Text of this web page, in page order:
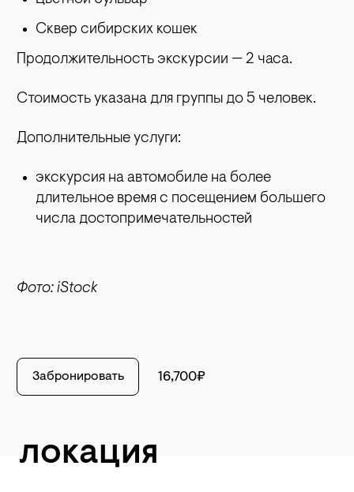
Сквер сибирских кошек
Продолжительность экскурсии — 2 часа.
Стоимость указана для группы до 5 человек.
Дополнительные услуги:
экскурсия на автомобиле на более
длительное время с посещением большего
числа достопримечательностей
Фото: iStock
Забронировать 16,700₽
локация